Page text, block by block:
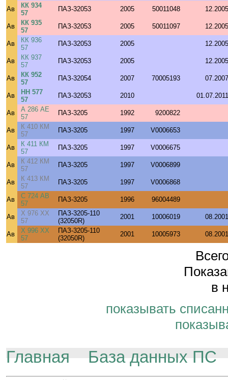
Ав
КК 934
57
ПАЗ-32053 2005 50011048 12.2005
Ав
КК 935
57
ПАЗ-32053 2005 50011097 12.2005
Ав
КК 936
57
ПАЗ-32053 2005 12.2005
Ав
КК 937
57
ПАЗ-32053 2005 12.2005
Ав
КК 952
57
ПАЗ-32054 2007 70005193 07.2007
Ав
НН 577
57
ПАЗ-32053 2010 01.07.2011
Ав
А 286 АЕ
57
ПАЗ-3205 1992 9200822
Ав
К 410 КМ
57
ПАЗ-3205 1997 V0006653
Ав
К 411 КМ
57
ПАЗ-3205 1997 V0006675
Ав
К 412 КМ
57
ПАЗ-3205 1997 V0006899
Ав
К 413 КМ
57
ПАЗ-3205 1997 V0006868
Ав
С 724 АВ
57
ПАЗ-3205 1996 96004489
Ав
Х 976 ХХ
57
ПАЗ-3205-110
(32050R)
2001 10006019 08.2001
Ав
Х 996 ХХ
57
ПАЗ-3205-110
(32050R)
2001 10005973 08.2001
в
показывать
Главная База данных ПС